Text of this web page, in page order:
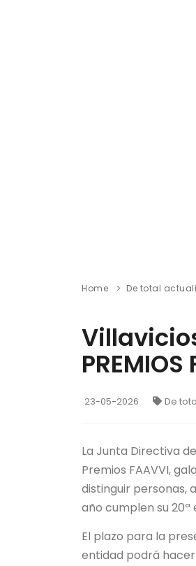
Home De total
23-05-2026 De
La Junta Directiva
Premios FAAVVI,
distinguir personas,
año cumplen su 20ª
El plazo para la
entidad podrá